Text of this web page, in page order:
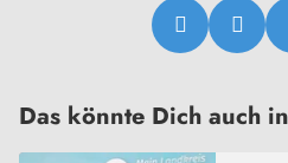
Das könnte Dich auch